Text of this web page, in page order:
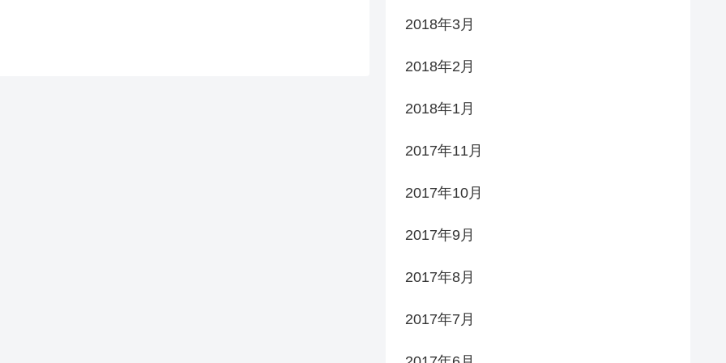
2018年3月
2018年2月
2018年1月
2017年11月
2017年10月
2017年9月
2017年8月
2017年7月